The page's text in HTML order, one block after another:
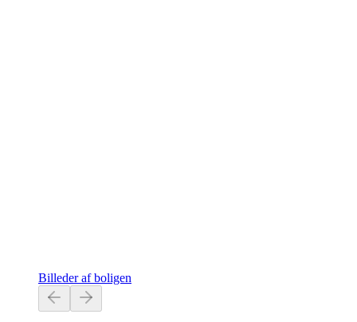
Billeder af boligen